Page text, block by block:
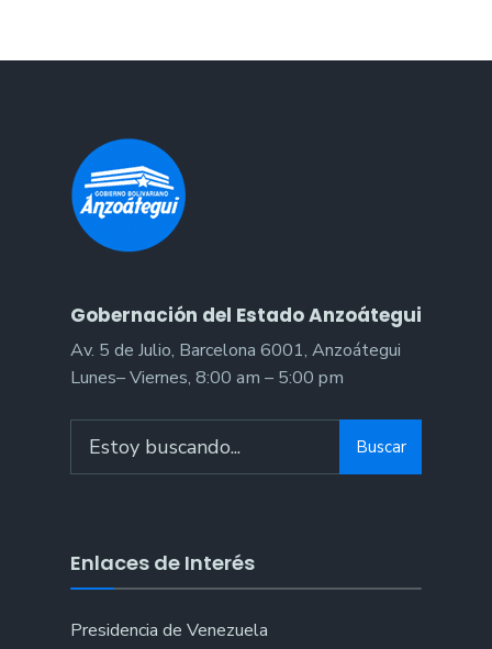
Gobernación del Estado Anzoátegui
Av. 5 de Julio, Barcelona 6001, Anzoátegui
Lunes– Viernes, 8:00 am – 5:00 pm
for:
Buscar
Enlaces de Interés
Presidencia de Venezuela